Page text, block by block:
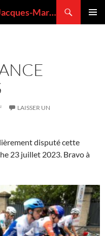
VOLCANMANIA : le blog de Jacques-Marie BARDINTZEFF, volcanologue
LAISSER UN
disputé cette
23 juillet 2023. Bravo à